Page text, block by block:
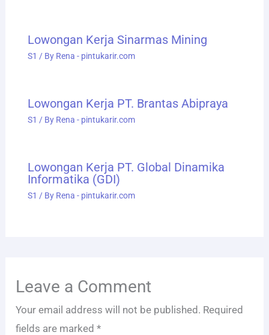
Lowongan Kerja Sinarmas Mining
S1 / By Rena - pintukarir.com
Lowongan Kerja PT. Brantas Abipraya
S1 / By Rena - pintukarir.com
Lowongan Kerja PT. Global Dinamika
Informatika (GDI)
S1 / By Rena - pintukarir.com
Leave a Comment
Your email address will not be published. Required
fields are marked*